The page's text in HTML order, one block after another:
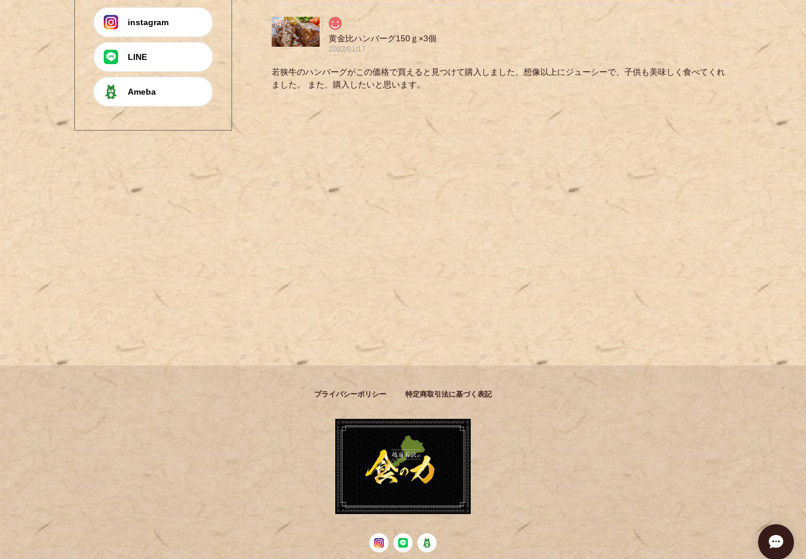
instagram
LINE
Ameba
黄金比ハンバーグ150ｇ×3個
2022/01/17
若狭牛のハンバーグがこの価格で買えると見つけて購入しました。想像以上にジューシーで、子供も美味しく食べてくれ
ました。 また、購入したいと思います。
プライバシーポリシー 特定商取引法に基づく表記